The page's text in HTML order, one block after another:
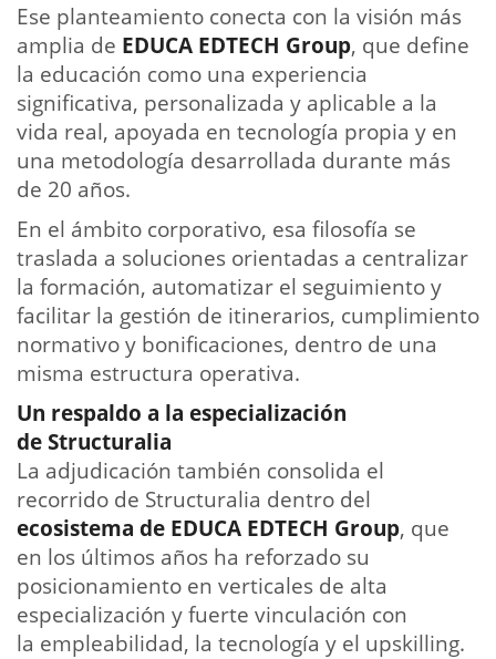
Ese planteamiento conecta con la visión más
amplia de EDUCA EDTECH Group, que define
la educación como una experiencia
significativa, personalizada y aplicable a la
vida real, apoyada en tecnología propia y en
una metodología desarrollada durante más
de 20 años.
En el ámbito corporativo, esa filosofía se
traslada a soluciones orientadas a centralizar
la formación, automatizar el seguimiento y
facilitar la gestión de itinerarios, cumplimiento
normativo y bonificaciones, dentro de una
misma estructura operativa.
Un respaldo a la especialización
de Structuralia
La adjudicación también consolida el
recorrido de Structuralia dentro del
ecosistema de EDUCA EDTECH Group, que
en los últimos años ha reforzado su
posicionamiento en verticales de alta
especialización y fuerte vinculación con
la empleabilidad, la tecnología y el upskilling.